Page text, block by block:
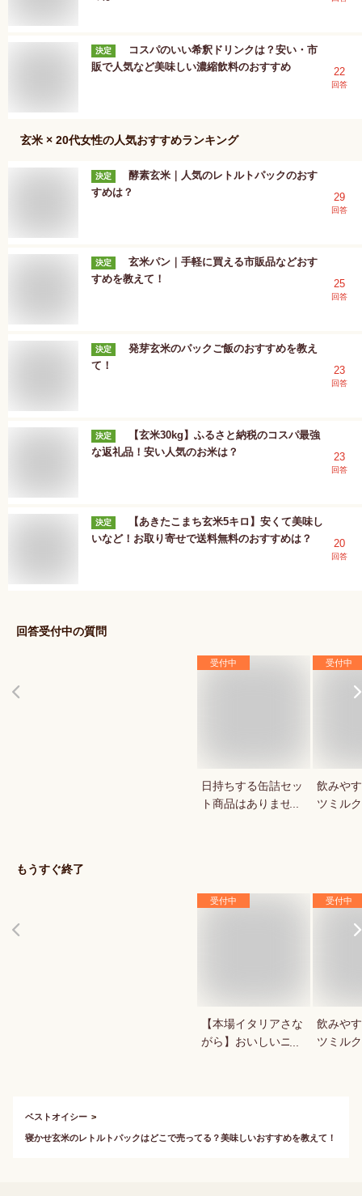
決定
コスパのいい希釈ドリンクは？安い・市
販で人気など美味しい濃縮飲料のおすすめ
22
回答
玄米 × 20代女性の人気おすすめランキング
決定
酵素玄米｜人気のレトルトパックのおす
すめは？
29
回答
決定
玄米パン｜手軽に買える市販品などおす
すめを教えて！
25
回答
決定
発芽玄米のパックご飯のおすすめを教え
て！
23
回答
決定
【玄米30kg】ふるさと納税のコスパ最強
な返礼品！安い人気のお米は？
23
回答
決定
【あきたこまち玄米5キロ】安くて美味し
いなど！お取り寄せで送料無料のおすすめは？
20
回答
回答受付中の質問
受付中
日持ちする缶詰セッ
ト商品はありません
受付中
飲みや
ツミル
もうすぐ終了
受付中
【本場イタリアさな
がら】おいしいニョ
受付中
飲みや
ツミル
ベストオイシー
寝かせ玄米のレトルトパックはどこで売ってる？美味しいおすすめを教えて！